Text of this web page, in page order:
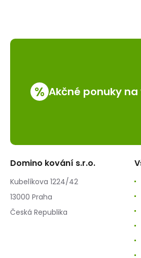
% Akčné ponuky
Domino kování s.r.o.
Kubelíkova 1224/42
13000 Praha
Česká Republika